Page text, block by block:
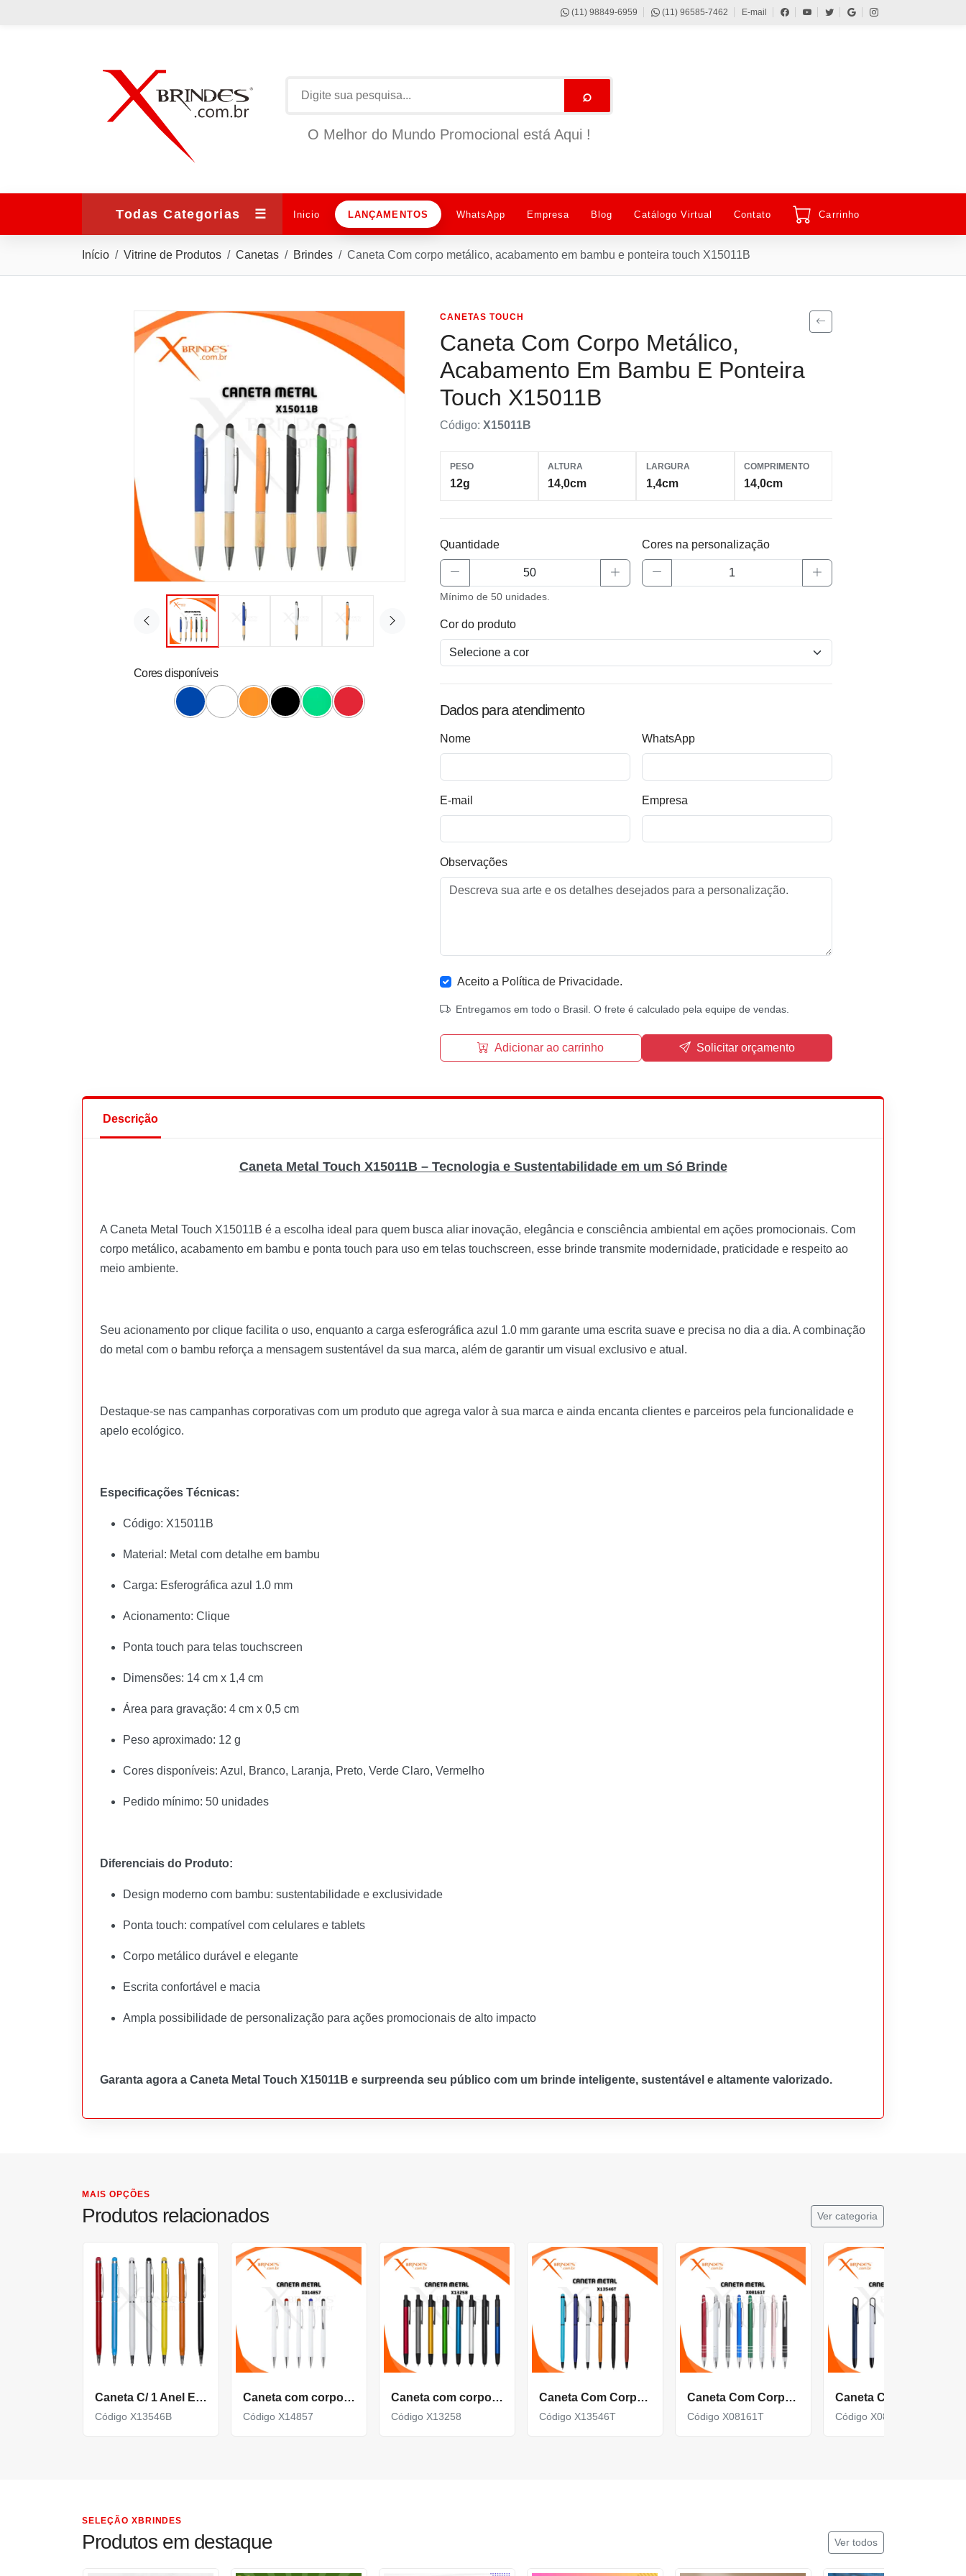
(11) 98849-6959 (11) 96585-7462 E-mail
⌕
O Melhor do Mundo Promocional está Aqui !
Todas Categorias ☰ Inicio LANÇAMENTOS WhatsApp Empresa Blog Catálogo Virtual Contato Carrinho
Início Vitrine de Produtos Canetas Brindes Caneta Com corpo metálico, acabamento em bambu e ponteira touch X15011B
Cores disponíveis
CANETAS TOUCH
Caneta Com Corpo Metálico,
Acabamento Em Bambu E Ponteira
Touch X15011B
Código: X15011B
PESO
12g
ALTURA
14,0cm
LARGURA
1,4cm
COMPRIMENTO
14,0cm
Quantidade
Mínimo de 50 unidades.
Cores na personalização
Cor do produto
Dados para atendimento
Nome WhatsApp
E-mail Empresa
Observações
Aceito a Política de Privacidade.
Entregamos em todo o Brasil. O frete é calculado pela equipe de vendas.
Adicionar ao carrinho Solicitar orçamento
Descrição
Caneta Metal Touch X15011B – Tecnologia e Sustentabilidade em um Só Brinde
A Caneta Metal Touch X15011B é a escolha ideal para quem busca aliar inovação, elegância e consciência ambiental em ações promocionais. Com
corpo metálico, acabamento em bambu e ponta touch para uso em telas touchscreen, esse brinde transmite modernidade, praticidade e respeito ao
meio ambiente.
Seu acionamento por clique facilita o uso, enquanto a carga esferográfica azul 1.0 mm garante uma escrita suave e precisa no dia a dia. A combinação
do metal com o bambu reforça a mensagem sustentável da sua marca, além de garantir um visual exclusivo e atual.
Destaque-se nas campanhas corporativas com um produto que agrega valor à sua marca e ainda encanta clientes e parceiros pela funcionalidade e
apelo ecológico.
Especificações Técnicas:
Código: X15011B
Material: Metal com detalhe em bambu
Carga: Esferográfica azul 1.0 mm
Acionamento: Clique
Ponta touch para telas touchscreen
Dimensões: 14 cm x 1,4 cm
Área para gravação: 4 cm x 0,5 cm
Peso aproximado: 12 g
Cores disponíveis: Azul, Branco, Laranja, Preto, Verde Claro, Vermelho
Pedido mínimo: 50 unidades
Diferenciais do Produto:
Design moderno com bambu: sustentabilidade e exclusividade
Ponta touch: compatível com celulares e tablets
Corpo metálico durável e elegante
Escrita confortável e macia
Ampla possibilidade de personalização para ações promocionais de alto impacto
Garanta agora a Caneta Metal Touch X15011B e surpreenda seu público com um brinde inteligente, sustentável e altamente valorizado.
MAIS OPÇÕES
Produtos relacionados Ver categoria
Caneta C/ 1 Anel E Ponta Touch (Mult. De 100)
Código X13546B
Caneta com corpo de Metal e Ponteira Touch acionamento por clique X14857
Código X14857
Caneta com corpo de Metal e Ponteira Touch X13258
Código X13258
Caneta Com Corpo Metal E Ponteira Touch Screen X13546T
Código X13546T
Caneta Com Corpo Metálico E Ponteira Touch Acionamento Por Clique X08161T
Código X08161T Código X08044B
SELEÇÃO XBRINDES
Produtos em destaque Ver todos